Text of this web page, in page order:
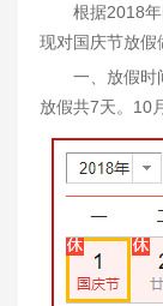
根据2018年
现对国庆节放假
一、放假时间
放假共7天。10